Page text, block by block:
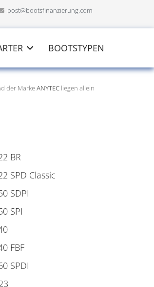
post@bootsfinanzierung.com
BOOTSTYPEN
der MarkeANYTEC liegen allein
BR
SPD Classic
SDPI
SPI
FBF
SPDI